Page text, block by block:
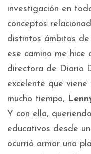
investigación en
conceptos
distintos ámbitos de
ese camino me hice
directora de Diario
excelente que
mucho tiempo,
Y con ella,
educativos desde
ocurrió armar una